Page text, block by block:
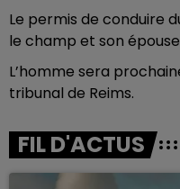
Le permis de conduire
le champ et son
L’homme sera
tribunal de Reims.
FIL D'ACTUS